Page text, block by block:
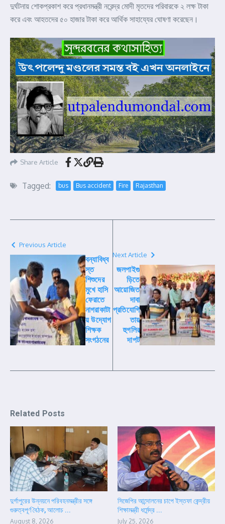
দুর্ঘটনায় শোকপ্রকাশ করে প্রধানমন্ত্রী নরেন্দ্র মোদী মৃতদের পরিবারকে ২ লক্ষ টাকা
করে এবং আহতদের ৫০ হাজার টাকা করে আর্থিক সাহায্যের ঘোষণা করেছেন।
Share Article
Tagged: bus Bus accident Fire Rajasthan
Previous Article
বন্যাবিধ্ব
স্ত
শিশুদের
মুখে হাসি
ফেরাতে
নাগরাকাটা
য় উদ্যোগ
শিক্ষক
সংগঠনের
Next Article
জলপাইগু
ড়িতে
আয়োজিত
দাবা
প্রতিযোগি
তায়
হুগলির
দাপট
Related Posts
দুর্গাপুরের উন্নয়নে পরিবহনমন্ত্রীর সঙ্গে
গুরুত্বপূর্ণ বৈঠক, আলোচ ...
August 8, 2026
সিজেপির আন্দোলনের চাপে ইস্তফা কেন্দ্রীয়
শিক্ষামন্ত্রী ধর্মেন্দ্র ...
July 25, 2026